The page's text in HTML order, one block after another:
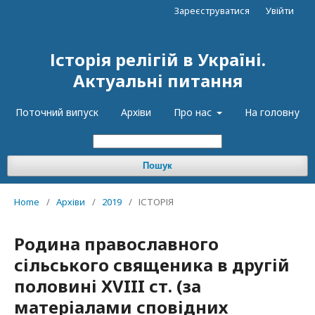
Історія релігій в Україні.
Актуальні питання
Поточний випуск Архіви Про нас На головну
Пошук
Зареєструватися Увійти
Home / Архіви / 2019 / ІСТОРІЯ
Родина православного
сільського священика в другій
половині XVIII ст. (за
матеріалами сповідних